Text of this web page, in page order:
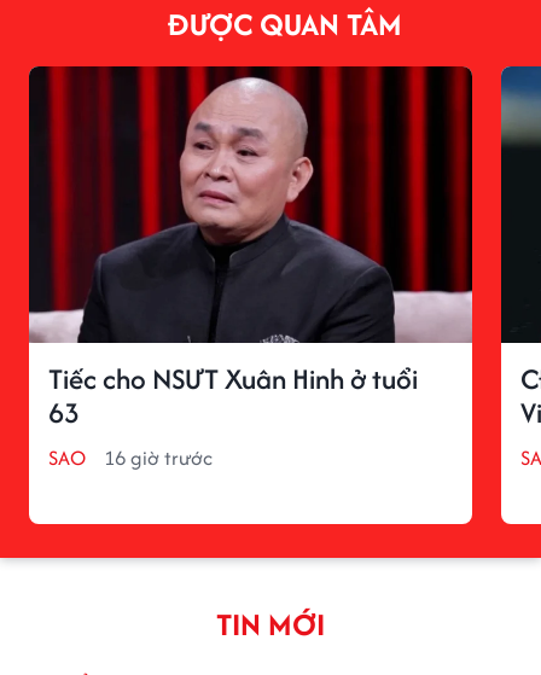
ĐƯỢC QUAN TÂM
Tiếc cho NSƯT Xuân Hinh ở tuổi
63
SAO 16 giờ trước
TIN MỚI